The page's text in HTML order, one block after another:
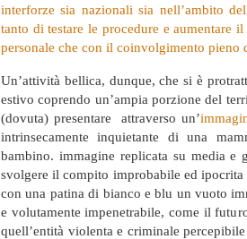
interforze sia nazionali sia nell’ambito
tanto di testare le procedure e aumentare
personale che con il coinvolgimento
Un’attività bellica, dunque, che si è
estivo coprendo un’ampia porzione del
(dovuta) presentare attraverso un’
intrinsecamente inquietante di una
bambino. immagine replicata su media e
svolgere il compito improbabile ed
con una patina di bianco e blu un vuoto
e volutamente impenetrabile, come il
quell’entità violenta e criminale